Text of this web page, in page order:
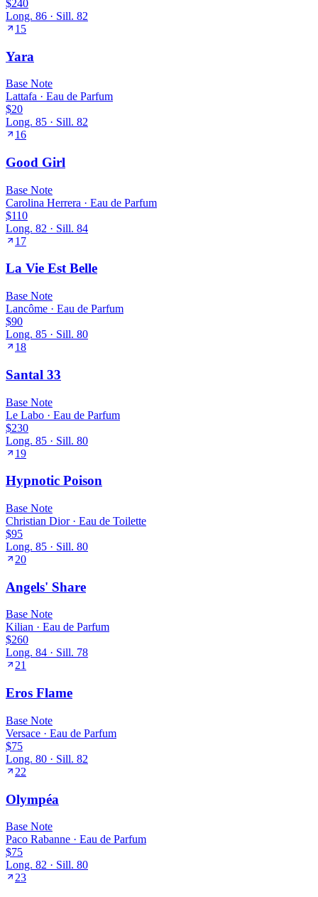
$240
Long. 86 · Sill. 82
15
Yara
Base Note
Lattafa · Eau de Parfum
$20
Long. 85 · Sill. 82
16
Good Girl
Base Note
Carolina Herrera · Eau de Parfum
$110
Long. 82 · Sill. 84
17
La Vie Est Belle
Base Note
Lancôme · Eau de Parfum
$90
Long. 85 · Sill. 80
18
Santal 33
Base Note
Le Labo · Eau de Parfum
$230
Long. 85 · Sill. 80
19
Hypnotic Poison
Base Note
Christian Dior· Eau de Toilette
$95
Long. 85 · Sill. 80
20
Angels' Share
Base Note
Kilian · Eau de Parfum
$260
Long. 84 · Sill. 78
21
Eros Flame
Base Note
Versace · Eau de Parfum
$75
Long. 80 · Sill. 82
22
Olympéa
Base Note
Paco Rabanne · Eau de Parfum
$75
Long. 82 · Sill. 80
23